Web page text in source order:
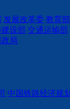
发展改革委 教育部
设部 交通运输部
政局
中国铁路经济规